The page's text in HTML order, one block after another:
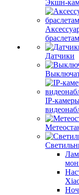
Экшн-
Датчики
IP-